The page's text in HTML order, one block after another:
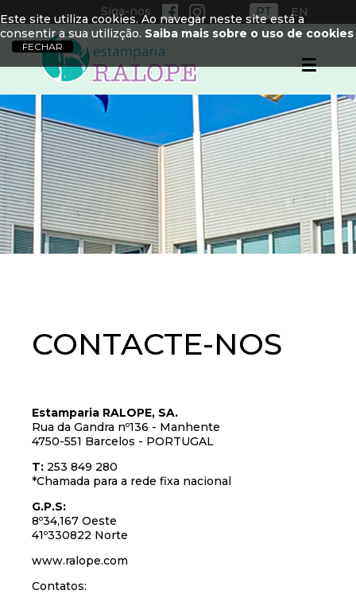
Siga-nos PT EN
CONTACTE-NOS
Estamparia RALOPE, SA.
Rua da Gandra nº136 - Manhente
4750-551 Barcelos - PORTUGAL
T: 253 849 280
*Chamada para a rede fixa nacional
G.P.S:
8º34,167 Oeste
41º330822 Norte
www.ralope.com
Contatos:
Este site utiliza cookies. Ao navegar neste site está a
consentir a sua utilizção. Saiba mais sobre o uso de cookies